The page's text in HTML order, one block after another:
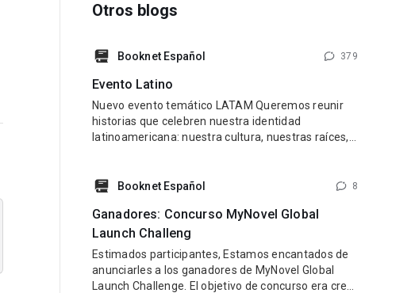
Otros blogs
Booknet Español 379
Evento Latino
Nuevo evento temático LATAM Queremos reunir
historias que celebren nuestra identidad
latinoamericana: nuestra cultura, nuestras raíces,
latino y una esencia que refleje lo mejor de nuestra
de cualquier género: romance, fantasía,
Booknet Español 8
Ganadores: Concurso MyNovel Global
Launch Challeng
Estimados participantes, Estamos encantados de
anunciarles a los ganadores de MyNovel Global
Launch Challenge. El objetivo de concurso era crear